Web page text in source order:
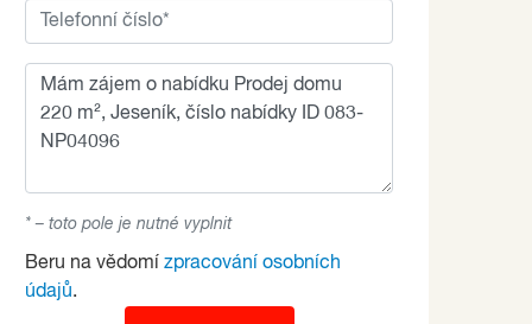
* – toto pole je nutné vyplnit
Beru na vědomí zpracování osobních
údajů.